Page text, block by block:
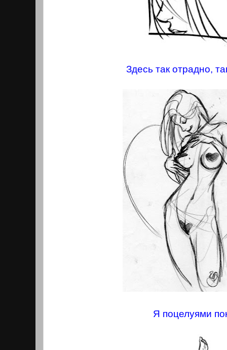
Здесь так отрадно,
Я поцелуями